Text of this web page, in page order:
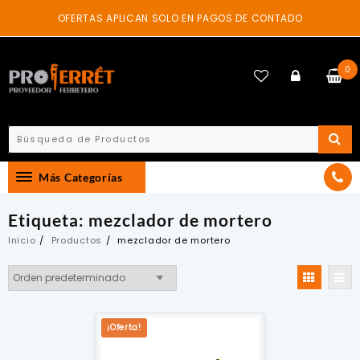
content
OFERTAS APLICAN SOLO EN PAGOS DE CONTADO
0
Más Categorías
Etiqueta: mezclador de mortero
Inicio Productos mezclador de mortero
¡Oferta!